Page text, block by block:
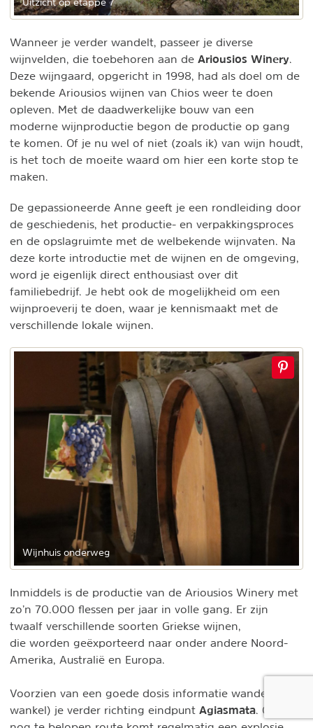
Wanneer je verder wandelt, passeer je diverse
wijnvelden, die toebehoren aan de Ariousios Winery
Deze wijngaard, opgericht in 1998, had als doel om de
bekende Ariousios wijnen van Chios weer te doen
opleven. Met de daadwerkelijke bouw van een
moderne wijnproductie begon de productie op gang
te komen. Of je nu wel of niet (zoals ik) van wijn houdt,
is het toch de moeite waard om hier een korte stop te
maken.
De gepassioneerde Anne geeft je een rondleiding door
de geschiedenis, het productie- en verpakkingsproces
en de opslagruimte met de welbekende wijnvaten. Na
deze korte introductie met de wijnen en de omgeving,
word je eigenlijk direct enthousiast over dit
familiebedrijf. Je hebt ook de mogelijkheid om een
wijnproeverij te doen, waar je kennismaakt met de
verschillende lokale wijnen.
Wijnhuis onderweg
Inmiddels is de productie van de Ariousios Winery met
zo’n 70.000 flessen per jaar in volle gang. Er zijn
twaalf verschillende soorten Griekse wijnen,
die worden geëxporteerd naar onder andere Noord-
Amerika, Australië en Europa.
Voorzien van een goede dosis informatie wandel (of
wankel) je verder richting eindpunt Agiasmata . Op de